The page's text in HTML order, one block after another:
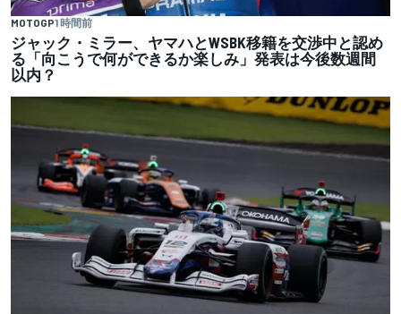
MOTOGP1 時間前
ジャック・ミラー、ヤマハとWSBK移籍を交渉中と認め
る「向こうで何ができるか楽しみ」発表は今後数週間
以内？